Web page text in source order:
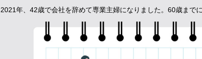
2021年、42歳で会社を辞めて専業主婦になりました。60歳まで